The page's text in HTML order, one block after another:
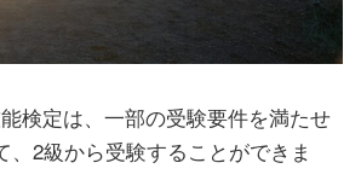
検定は、一部の受験要件を満たせ
、2級から受験することができま